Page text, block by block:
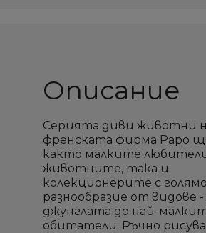
Описание
Серията диви животни
френската фирма Papo
както малките
животните, така и
колекционерите с
разнообразие от видове
джунглата до най-
обитатели. Ръчно